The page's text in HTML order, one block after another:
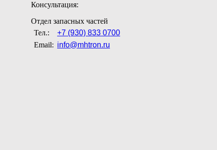
Консультация:
Отдел запасных частей
Тел.:
+7 (930) 833 0700
Email: info@mhtron.ru